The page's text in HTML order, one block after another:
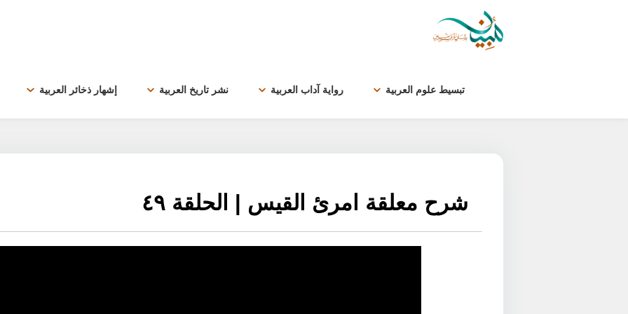
تبسيط علوم العربية رواية آداب العربية نشر تاريخ العربية إشهار ذخائر العربية
شرح معلقة امرئ القيس | الحلقة ٤٩